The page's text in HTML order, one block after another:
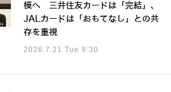
模へ 三井住友カードは「完結」、
JALカードは「おもてなし」との共
存を重視
2026.7.21 Tue 9:30